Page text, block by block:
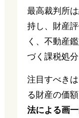
最高裁判所
持し、財産
く、不動産
づく課税処
注目すべき
る財産の価額
法による画